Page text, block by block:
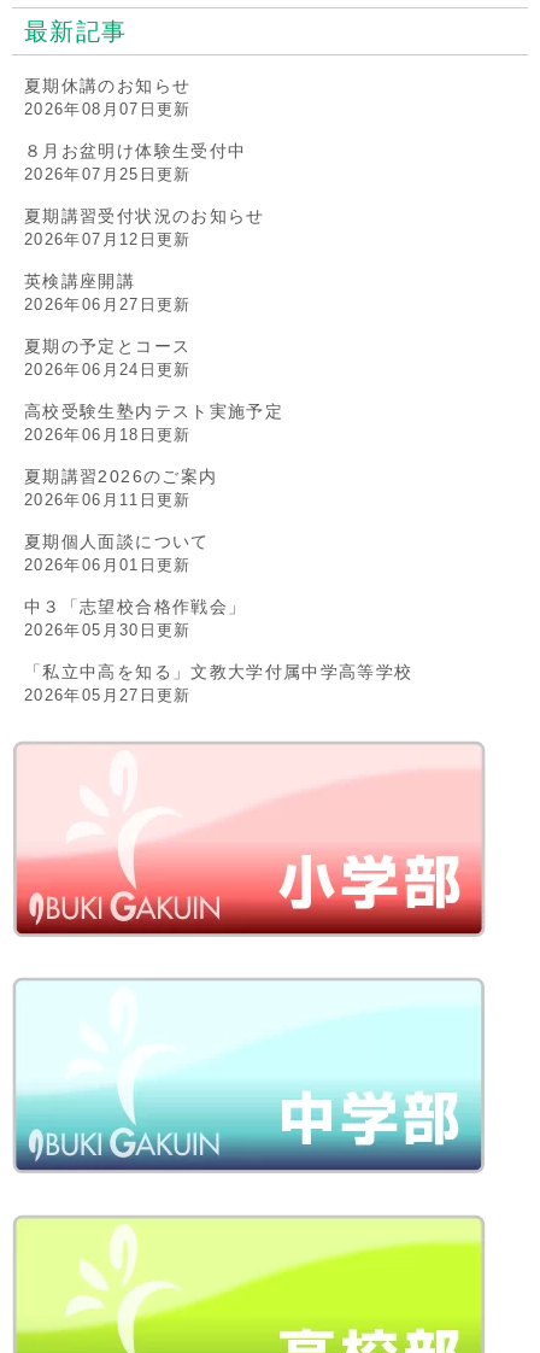
最新記事
夏期休講のお知らせ
2026年08月07日更新
８月お盆明け体験生受付中
2026年07月25日更新
夏期講習受付状況のお知らせ
2026年07月12日更新
英検講座開講
2026年06月27日更新
夏期の予定とコース
2026年06月24日更新
高校受験生塾内テスト実施予定
2026年06月18日更新
夏期講習2026のご案内
2026年06月11日更新
夏期個人面談について
2026年06月01日更新
中３「志望校合格作戦会」
2026年05月30日更新
「私立中高を知る」文教大学付属中学高等学校
2026年05月27日更新